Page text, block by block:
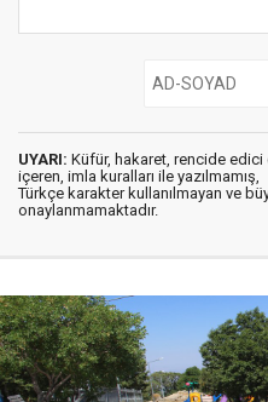
UYARI: Küfür, hakaret, rencide edici
içeren, imla kuralları ile yazılmamış,
Türkçe karakter kullanılmayan ve
onaylanmamaktadır.